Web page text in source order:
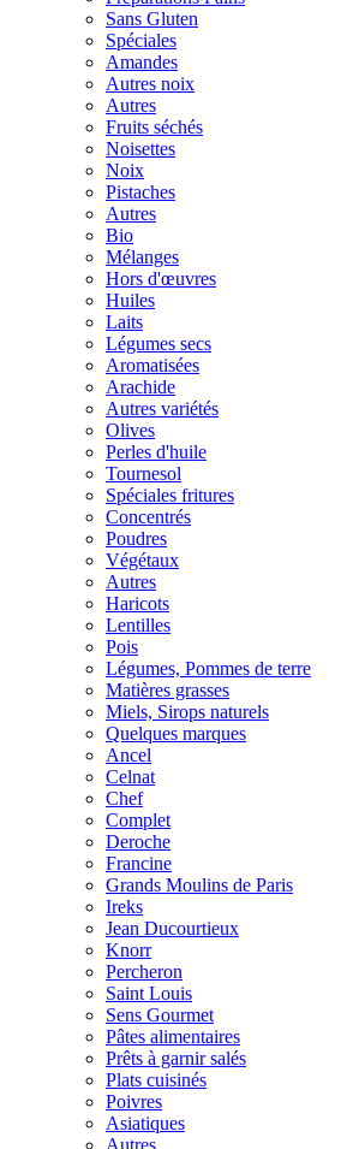
Sans Gluten
Spéciales
Amandes
Autres noix
Autres
Fruits séchés
Noisettes
Noix
Pistaches
Autres
Bio
Mélanges
Hors d'œuvres
Huiles
Laits
Légumes secs
Aromatisées
Arachide
Autres variétés
Olives
Perles d'huile
Tournesol
Spéciales fritures
Concentrés
Poudres
Végétaux
Autres
Haricots
Lentilles
Pois
Légumes, Pommes de terre
Matières grasses
Miels, Sirops naturels
Quelques marques
Ancel
Celnat
Chef
Complet
Deroche
Francine
Grands Moulins de Paris
Ireks
Jean Ducourtieux
Knorr
Percheron
Saint Louis
Sens Gourmet
Pâtes alimentaires
Prêts à garnir salés
Plats cuisinés
Poivres
Asiatiques
Autres